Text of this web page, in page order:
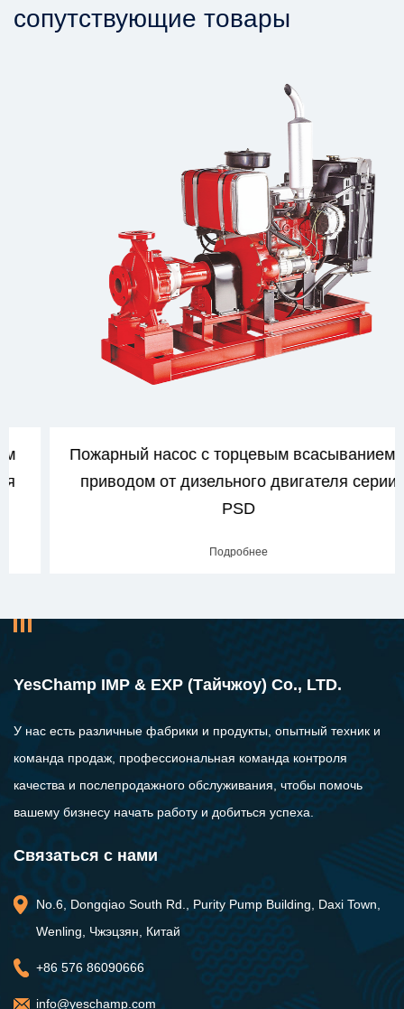
сопутствующие товары
Пожарный насос с торцевым всасыванием с
приводом от дизельного двигателя серии
Подробнее
YesChamp IMP & EXP (Тайчжоу) Co., LTD.
У нас есть различные фабрики и продукты, опытный техник и
команда продаж, профессиональная команда контроля
качества и послепродажного обслуживания, чтобы помочь
вашему бизнесу начать работу и добиться успеха.
Связаться с нами
No.6, Dongqiao South Rd., Purity Pump Building, Daxi Town,
Wenling, Чжэцзян, Китай
+86 576 86090666
info@yeschamp.com